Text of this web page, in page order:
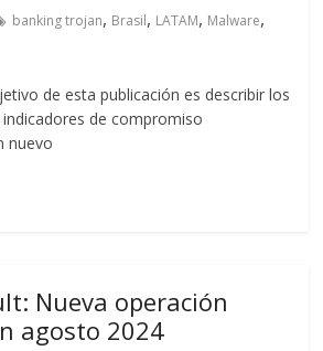
banking trojan, Brasil, LATAM, Malware,
de esta publicación es describir los
de compromiso
nuevo
Nueva operación
agosto 2024